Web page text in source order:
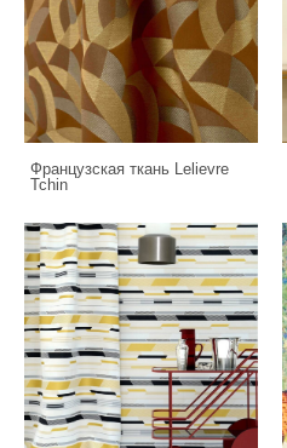
Французская ткань Lelievre
Tchin